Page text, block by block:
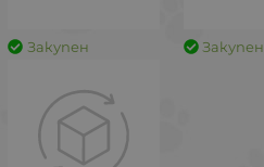
Закупен Закупен